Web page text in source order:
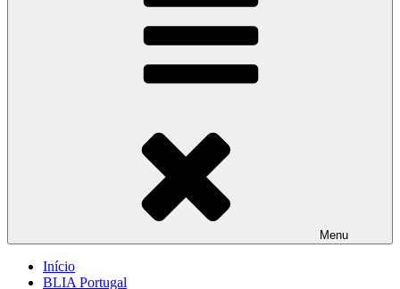
Menu
Início
BLIA Portugal